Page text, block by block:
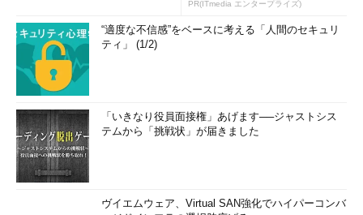
PR(ITmedia エンタープライズ)
“適度な不信感”をベースに考える「人間のセキュリ
ティ」 (1/2)
「いきなり役員面接権」あげます──ジャストシス
テムから「挑戦状」が届きました
ヴイエムウェア、Virtual SAN強化でハイパーコンバ